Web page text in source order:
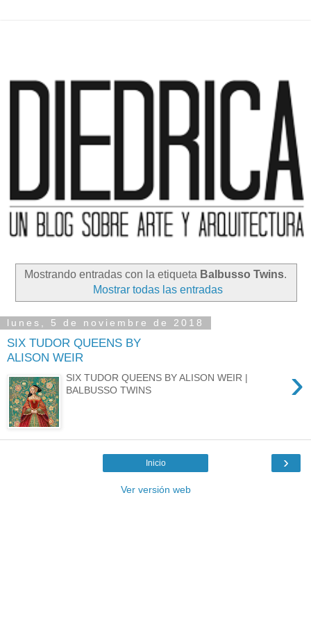
Mostrando entradas con la etiqueta Balbusso Twins.
Mostrar todas las entradas
lunes, 5 de noviembre de 2018
SIX TUDOR QUEENS BY
ALISON WEIR
›
SIX TUDOR QUEENS BY ALISON WEIR |
BALBUSSO TWINS
›
Inicio
Ver versión web